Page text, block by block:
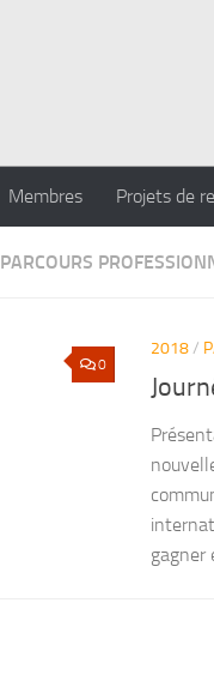
Membres Projets de
PARCOURS
0
2018/
gagner